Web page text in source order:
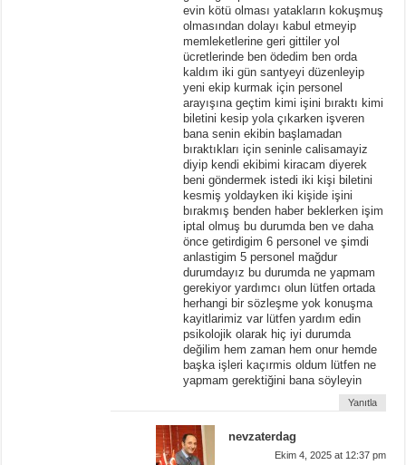
evin kötü olması yatakların kokuşmuş
olmasından dolayı kabul etmeyip
memleketlerine geri gittiler yol
ücretlerinde ben ödedim ben orda
kaldım iki gün santyeyi düzenleyip
yeni ekip kurmak için personel
arayışına geçtim kimi işini bıraktı kimi
biletini kesip yola çıkarken işveren
bana senin ekibin başlamadan
bıraktıkları için seninle calisamayiz
diyip kendi ekibimi kiracam diyerek
beni göndermek istedi iki kişi biletini
kesmiş yoldayken iki kişide işini
bırakmış benden haber beklerken işim
iptal olmuş bu durumda ben ve daha
önce getirdigim 6 personel ve şimdi
anlastigim 5 personel mağdur
durumdayız bu durumda ne yapmam
gerekiyor yardımcı olun lütfen ortada
herhangi bir sözleşme yok konuşma
kayitlarimiz var lütfen yardım edin
psikolojik olarak hiç iyi durumda
değilim hem zaman hem onur hemde
başka işleri kaçırmis oldum lütfen ne
yapmam gerektiğini bana söyleyin
Yanıtla
nevzaterdag
Ekim 4, 2025 at 12:37 pm